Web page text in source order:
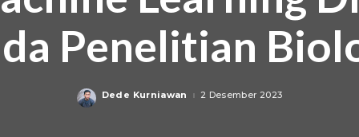
Penelitian
Posted
Dede Kurniawan 2 Desember 2023